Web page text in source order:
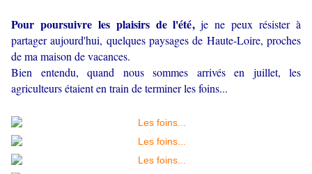
Pour poursuivre les plaisirs de l'été,je ne peux résister à
partager aujourd'hui, quelques paysages de Haute-Loire, proches
de ma maison de vacances.
Bien entendu, quand nous sommes arrivés en juillet, les
agriculteurs étaient en train de terminer les foins...